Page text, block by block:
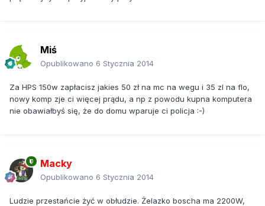
Miś
Opublikowano 6 Stycznia 2014
Za HPS 150w zapłacisz jakies 50 zł na mc na wegu i 35 zl na flo,
nowy komp zje ci więcej prądu, a np z powodu kupna komputera
nie obawiałbyś się, że do domu wparuje ci policja :-)
Macky
Opublikowano 6 Stycznia 2014
Ludzie przestańcie żyć w obłudzie. Żelazko boscha ma 2200W,